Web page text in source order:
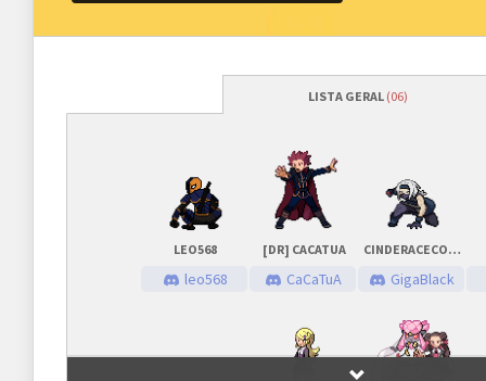
Programação
Sorteio das chaves 28/08/2021
Inscrições
LISTA GERAL (06)
LEO568
leo568
[DR] CACATUA
CaCaTuA
CINDERACECORINTIANO
GigaBlack